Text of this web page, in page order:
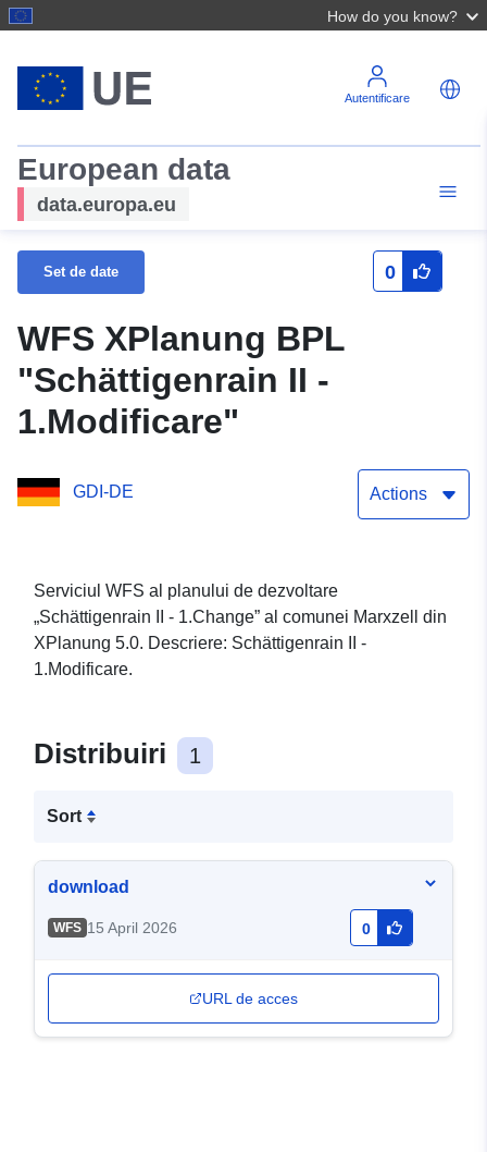
How do you know?
Autentificare
European data
data.europa.eu
Set de date 0
WFS XPlanung BPL
"Schättigenrain II -
1.Modificare"
GDI-DE Actions
Serviciul WFS al planului de dezvoltare
„Schättigenrain II - 1.Change” al comunei Marxzell din
XPlanung 5.0. Descriere: Schättigenrain II -
1.Modificare.
Distribuiri 1
Sort
download
WFS 15 April 2026 0
URL de acces